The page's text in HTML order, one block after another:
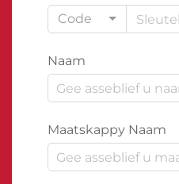
Code
Naam
Maatskappy Naam